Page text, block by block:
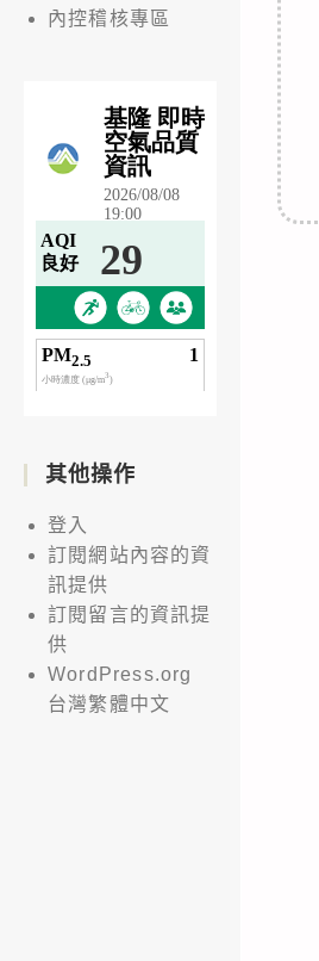
內控稽核專區
其他操作
登入
訂閱網站內容的資
訊提供
訂閱留言的資訊提
供
WordPress.org
台灣繁體中文